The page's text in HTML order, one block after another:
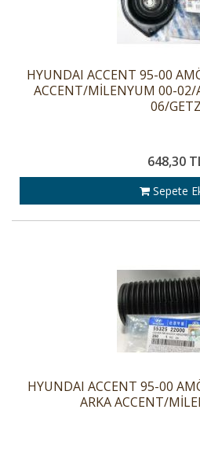
HYUNDAI ACCENT 95-00
ACCENT/MİLENYUM 00-02/
06/GETZ
648,30
Sepete
HYUNDAI ACCENT 95-00
ARKA ACCENT/